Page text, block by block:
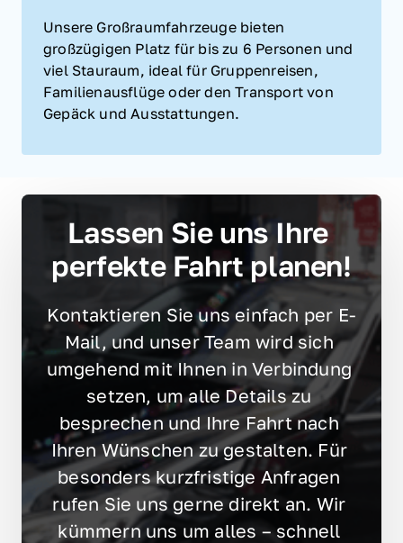
Unsere Großraumfahrzeuge bieten
großzügigen Platz für bis zu 6 Personen und
viel Stauraum, ideal für Gruppenreisen,
Familienausflüge oder den Transport von
Gepäck und Ausstattungen.
Lassen Sie uns Ihre
perfekte Fahrt planen!
Kontaktieren Sie uns einfach per E-
Mail, und unser Team wird sich
umgehend mit Ihnen in Verbindung
setzen, um alle Details zu
besprechen und Ihre Fahrt nach
Ihren Wünschen zu gestalten. Für
besonders kurzfristige Anfragen
rufen Sie uns gerne direkt an. Wir
kümmern uns um alles – schnell